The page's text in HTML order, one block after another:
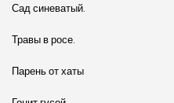
Сад синеватый.
Травы в росе.
Парень от хаты